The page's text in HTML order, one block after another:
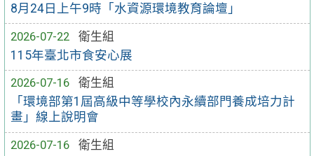
8月24日上午9時「水資源環境教育論壇」
2026-07-22
衛生組
115年臺北市食安心展
2026-07-16
衛生組
「環境部第1屆高級中等學校內永續部門養成培力計
畫」線上說明會
2026-07-16
衛生組